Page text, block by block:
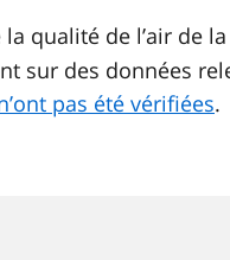
qualité de l’air de la
sur des données
pas été vérifiées.